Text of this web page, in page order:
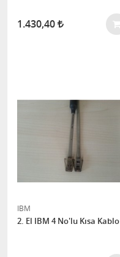
1.430,40
IBM
2. El IBM 4 No'lu Kısa Kablo